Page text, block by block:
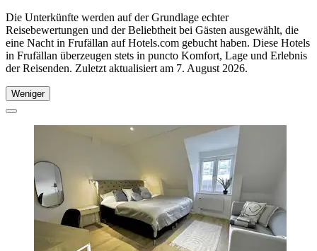
Die Unterkünfte werden auf der Grundlage echter
Reisebewertungen und der Beliebtheit bei Gästen ausgewählt, die
eine Nacht in Frufällan auf Hotels.com gebucht haben. Diese Hotels
in Frufällan überzeugen stets in puncto Komfort, Lage und Erlebnis
der Reisenden. Zuletzt aktualisiert am 7. August 2026.
Weniger